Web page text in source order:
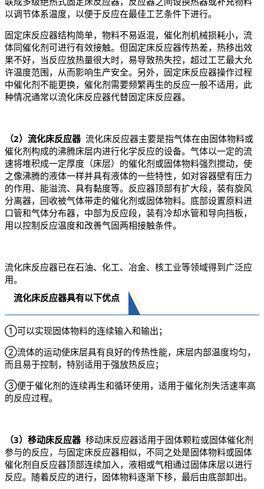
以调节体系温度，以便于反应在最佳工艺条件下进行。
固定床反应器结构简单，物料不易返混，催化剂机械损耗小，流
体同催化剂可进行有效接触。但固定床反应器传热差，热移出效
果不好，当反应放热量很大时，易导致热失控，超过工艺最大允
许温度范围，从而影响生产安全。另外，固定床反应器操作过程
中催化剂不能更换，催化剂需要频繁再生的反应一般不适用，此
种情况通常以流化床反应器代替固定床反应器。
（2）流化床反应器流化床反应器主要是指气体在由固体物料或
催化剂构成的沸腾床层内进行化学反应的设备。气体以一定的流
速将堆积成一定厚度（床层）的催化剂或固体物料强烈搅动，使
之像沸腾的液体一样并具有液体的一些特性，如对容器壁有压力
的作用、能溢流、具有黏度等。反应器顶部有扩大段，装有旋风
分离器，回收被气体带走的催化剂或固体物料。底部设置原料进
口管和气体分布器，中部为反应段，装有冷却水管和导向挡板，
用以控制反应温度和改善气固两相接触条件。
流化床反应器已在石油、化工、冶金、核工业等领域得到广泛应
用。
流化床反应器具有以下优点
①可以实现固体物料的连续输入和输出；
②流体的运动使床层具有良好的传热性能，床层内部温度均匀，
而且易于控制，特别适用于强放热反应；
③便于催化剂的连续再生和循环使用，适用于催化剂失活速率高
的反应过程。
（3）移动床反应器移动床反应器适用于固体颗粒或固体催化剂
参与的反应，与固定床反应器相似，不同之处是固体物料或固体
催化剂自反应器顶部连续加入，液相或气相通过固体床层以进行
反应。随着反应的进行，固体物料逐渐下移，最后由底部卸出。